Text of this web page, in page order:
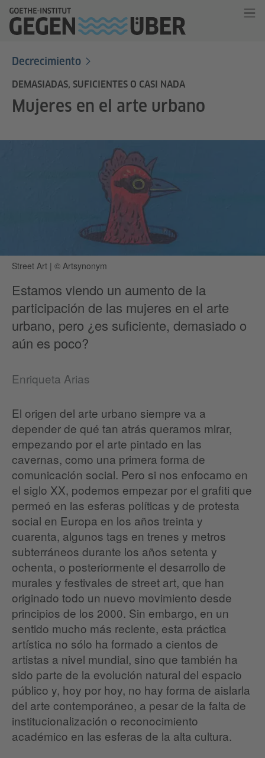
Decrecimiento
DEMASIADAS, SUFICIENTES O CASI NADA
Mujeres en el arte urbano
Street Art | © Artsynonym
Estamos viendo un aumento de la
participación de las mujeres en el arte
urbano, pero ¿es suficiente, demasiado o
aún es poco?
Enriqueta Arias
El origen del arte urbano siempre va a
depender de qué tan atrás queramos mirar,
empezando por el arte pintado en las
cavernas, como una primera forma de
comunicación social. Pero si nos enfocamo en
el siglo XX, podemos empezar por el grafiti que
permeó en las esferas políticas y de protesta
social en Europa en los años treinta y
cuarenta, algunos tags en trenes y metros
subterráneos durante los años setenta y
ochenta, o posteriormente el desarrollo de
murales y festivales de street art, que han
originado todo un nuevo movimiento desde
principios de los 2000. Sin embargo, en un
sentido mucho más reciente, esta práctica
artística no sólo ha formado a cientos de
artistas a nivel mundial, sino que también ha
sido parte de la evolución natural del espacio
público y, hoy por hoy, no hay forma de aislarla
del arte contemporáneo, a pesar de la falta de
institucionalización o reconocimiento
académico en las esferas de la alta cultura.